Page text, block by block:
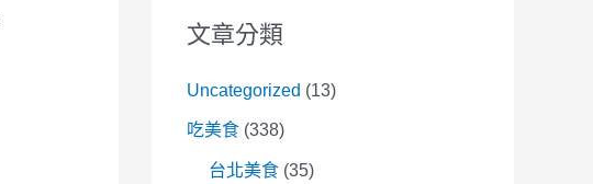
文章分類
Uncategorized (13)
吃美食 (338)
台北美食 (35)